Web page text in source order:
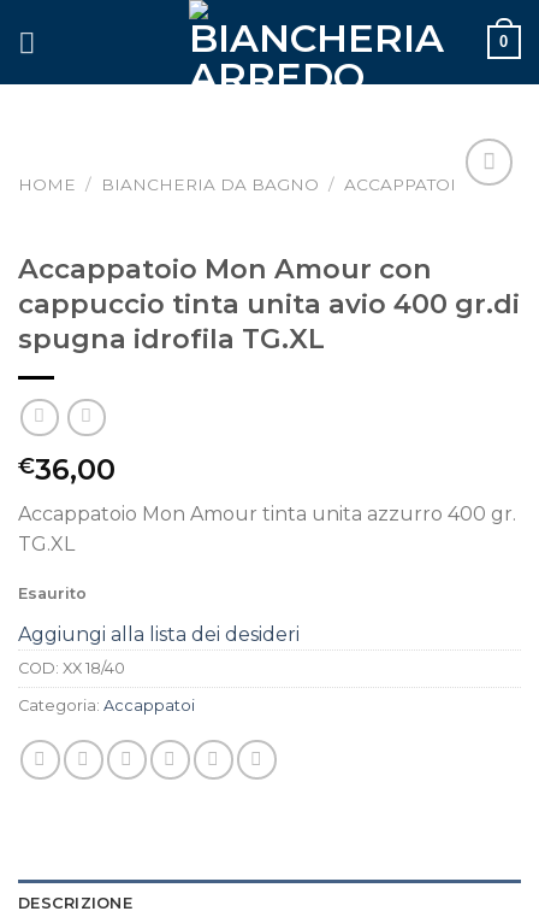
0
HOME / BIANCHERIA DA BAGNO / ACCAPPATOI
Accappatoio Mon Amour con
cappuccio tinta unita avio 400 gr.di
spugna idrofila TG.XL
€36,00
Accappatoio Mon Amour tinta unita azzurro 400 gr.
TG.XL
Esaurito
Aggiungi alla lista dei desideri
COD: XX 18/40
Categoria: Accappatoi
DESCRIZIONE